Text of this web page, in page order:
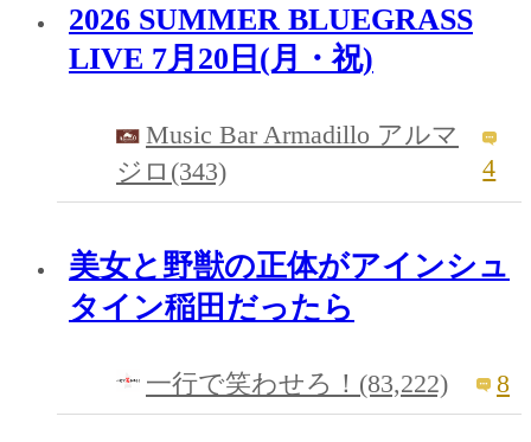
2026 SUMMER BLUEGRASS
LIVE 7月20日(月・祝)
Music Bar Armadillo アルマ
ジロ(343)
4
美女と野獣の正体がアインシュ
タイン稲田だったら
一行で笑わせろ！(83,222) 8